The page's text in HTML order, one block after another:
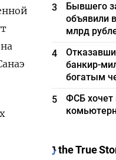
3
Бывшего
объявили
млрд
4
банкир-
богатым
5
ФСБ хочет